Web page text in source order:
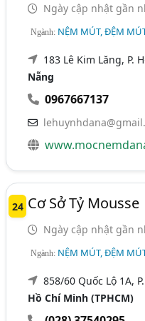
Ngày cập nhật gần
Ngành: NỆM MÚT, ĐỆM
183 Lê Kim Lăng, P.
Nẵng
0967667137
24 Cơ Sở Tỷ Mousse
Ngày cập nhật gần
Ngành: NỆM MÚT, ĐỆM
858/60 Quốc Lộ 1A,
Hồ Chí Minh (TPHCM)